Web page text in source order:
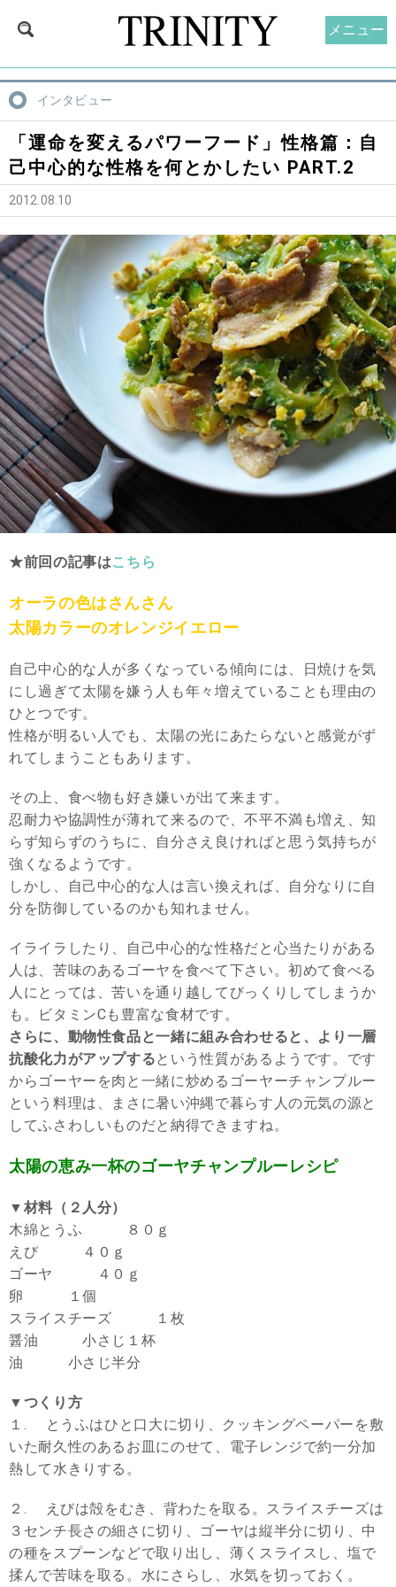
インタビュー
「運命を変えるパワーフード」性格篇：自
己中心的な性格を何とかしたい PART.2
2012.08.10
★前回の記事はこちら
オーラの色はさんさん
太陽カラーのオレンジイエロー
自己中心的な人が多くなっている傾向には、日焼けを気
にし過ぎて太陽を嫌う人も年々増えていることも理由の
ひとつです。
性格が明るい人でも、太陽の光にあたらないと感覚がず
れてしまうこともあります。
その上、食べ物も好き嫌いが出て来ます。
忍耐力や協調性が薄れて来るので、不平不満も増え、知
らず知らずのうちに、自分さえ良ければと思う気持ちが
強くなるようです。
しかし、自己中心的な人は言い換えれば、自分なりに自
分を防御しているのかも知れません。
イライラしたり、自己中心的な性格だと心当たりがある
人は、苦味のあるゴーヤを食べて下さい。初めて食べる
人にとっては、苦いを通り越してびっくりしてしまうか
も。ビタミンCも豊富な食材です。
さらに、動物性食品と一緒に組み合わせると、より一層
抗酸化力がアップするという性質があるようです。です
からゴーヤーを肉と一緒に炒めるゴーヤーチャンプルー
という料理は、まさに暑い沖縄で暮らす人の元気の源と
してふさわしいものだと納得できますね。
太陽の恵み一杯のゴーヤチャンプルーレシピ
▼材料（２人分）
木綿とうふ ８０ｇ
えび ４０ｇ
ゴーヤ ４０ｇ
卵 １個
スライスチーズ １枚
醤油 小さじ１杯
油 小さじ半分
▼つくり方
１. とうふはひと口大に切り、クッキングペーパーを敷
いた耐久性のあるお皿にのせて、電子レンジで約一分加
熱して水きりする。
２. えびは殻をむき、背わたを取る。スライスチーズは
３センチ長さの細さに切り、ゴーヤは縦半分に切り、中
の種をスプーンなどで取り出し、薄くスライスし、塩で
揉んで苦味を取る。水にさらし、水気を切っておく。
メニュー